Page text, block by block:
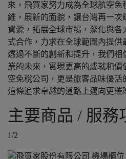
來，飛買家努力成為全球航空免
維，展新的面貌，讓台灣再一次
資源，拓展全球市場，深化與
式合作，力求在全球範圍內提供
透過不斷的創新和提升，我們
業的未來，實現更高的成就和
空免稅公司，更是旅客品味優
這條追求卓越的道路上邁向更璀
主要商品 / 服務
1/2